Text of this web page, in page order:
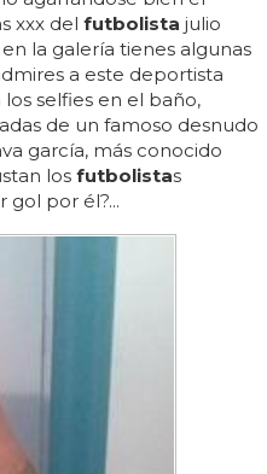
xxx del futbolista julio
la galería tienes algunas
a este deportista
selfies en el baño,
de un famoso desnudo
garcía, más conocido
los futbolistas
gol por él?...